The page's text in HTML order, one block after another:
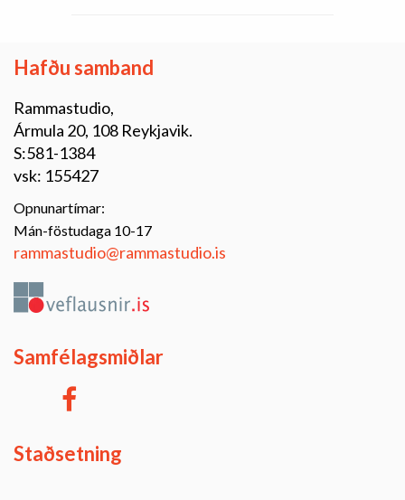
Hafðu samband
Rammastudio,
Ármula 20, 108 Reykjavik.
S:581-1384
vsk: 155427
Opnunartímar:
Mán-föstudaga 10-17
rammastudio@rammastudio.is
Samfélagsmiðlar
Staðsetning